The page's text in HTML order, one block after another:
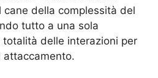
cane della complessità del
tutto a una sola
delle interazioni per
attaccamento.